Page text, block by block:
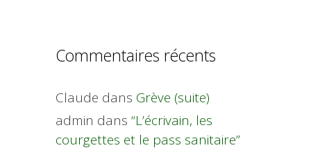
Commentaires récents
Claude dans Grève (suite)
admin dans “L’écrivain, les
courgettes et le pass sanitaire”